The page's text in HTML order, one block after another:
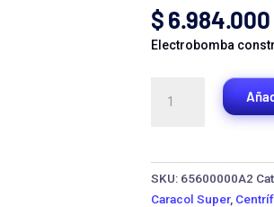
$6.984.000
Electrobomba
Centrífuga
SKU: 65600000A2
Caracol Super,